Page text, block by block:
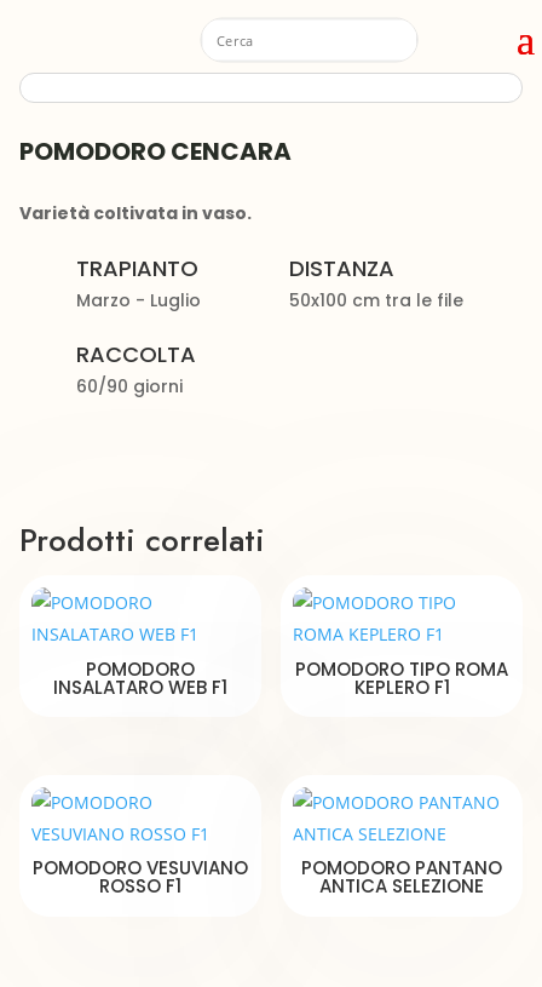
POMODORO CENCARA
Varietà coltivata in vaso.
TRAPIANTO
Marzo - Luglio
DISTANZA
50x100 cm tra le file
RACCOLTA
60/90 giorni
Prodotti correlati
POMODORO
INSALATARO WEB F1
POMODORO TIPO ROMA
KEPLERO F1
POMODORO VESUVIANO
ROSSO F1
POMODORO PANTANO
ANTICA SELEZIONE